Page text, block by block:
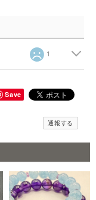
1
Save
通報する